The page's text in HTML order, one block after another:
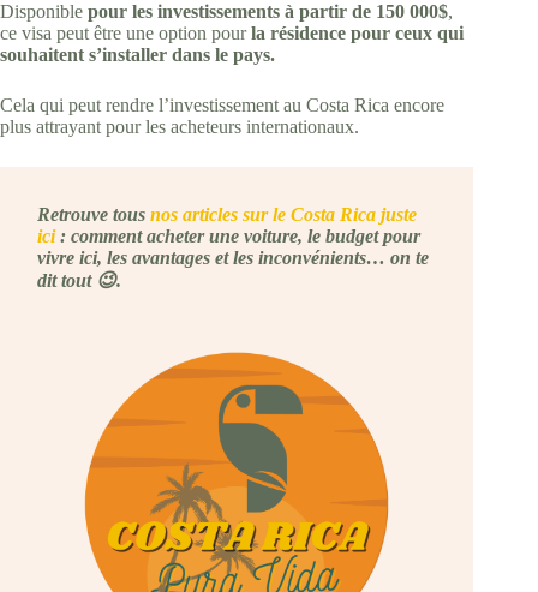
Disponible pour les investissements à partir de 150 000$,
ce visa peut être une option pourla résidence pour ceux qui
souhaitent s’installer dans le pays.
Cela qui peut rendre l’investissement au Costa Rica encore
plus attrayant pour les acheteurs internationaux.
Retrouve tous nos articles sur le Costa Rica juste
ici: comment acheter une voiture, le budget pour
vivre ici, les avantages et les inconvénients… on te
dit tout 😉.